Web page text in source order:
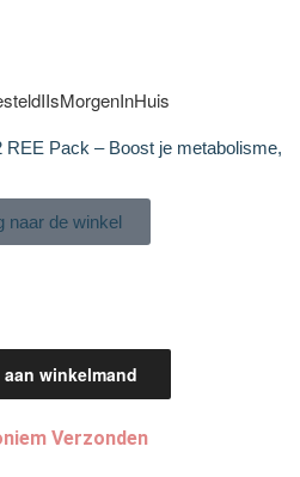
Pack – Boost je metabolisme,
naar de winkel
winkelmand
Verzonden